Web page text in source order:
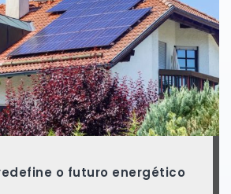
o futuro energético